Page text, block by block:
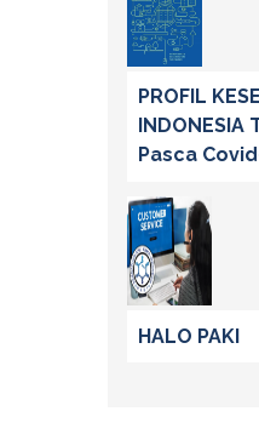
PROFIL
INDONESIA
Pasca
HALO PAKI